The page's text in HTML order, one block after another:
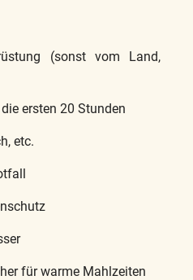
(sonst vom Land,
ersten 20 Stunden
etc.
für warme Mahlzeiten